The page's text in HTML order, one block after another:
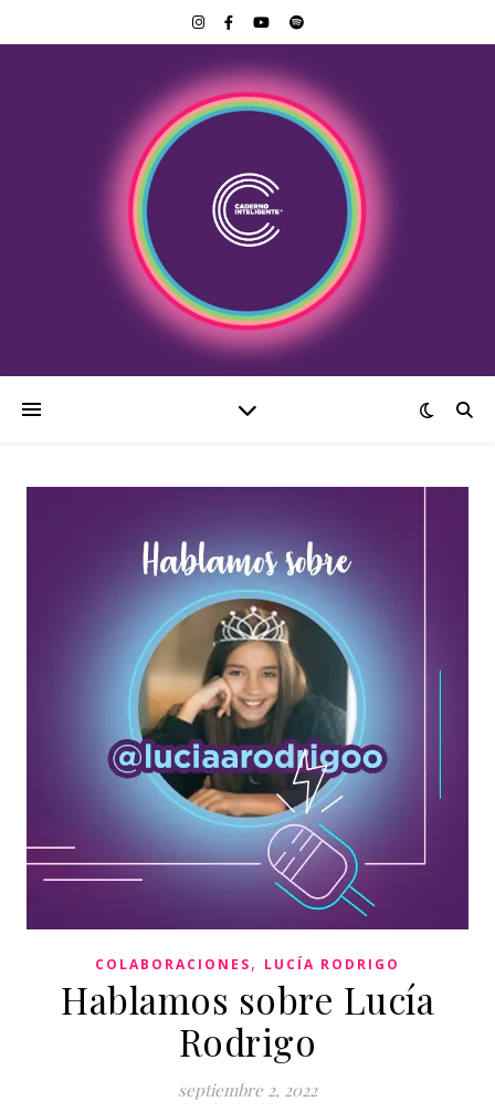
COLABORACIONES, LUCÍA RODRIGO
Hablamos sobre Lucía
Rodrigo
septiembre 2, 2022